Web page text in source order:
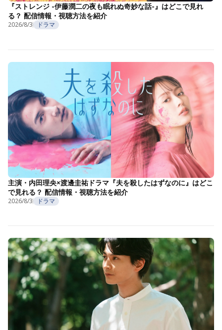
『ストレンジ -伊藤潤二の夜も眠れぬ奇妙な話-』はどこで見れ
る？ 配信情報・視聴方法を紹介
2026/8/3 ドラマ
主演・内田理央×渡邊圭祐ドラマ『夫を殺したはずなのに』はどこ
で見れる？ 配信情報・視聴方法を紹介
2026/8/3 ドラマ